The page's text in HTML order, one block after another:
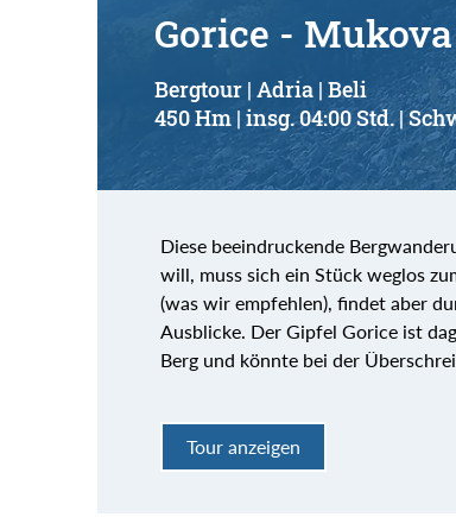
Gorice -
Bergtour | Adria | Beli
450 Hm | insg. 04:00 Std. |
Diese beeindruckende
will, muss sich ein Stück weglos
(was wir empfehlen), findet aber
Ausblicke. Der Gipfel Gorice ist
Berg und könnte bei der
Tour anzeigen